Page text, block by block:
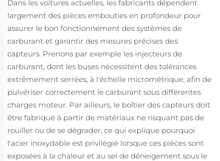
Dans les voitures actuelles, les fabricants dépendent
largement des pièces embouties en profondeur pour
assurer le bon fonctionnement des systèmes de
carburant et garantir des mesures précises des
capteurs. Prenons par exemple les injecteurs de
carburant, dont les buses nécessitent des tolérances
extrêmement serrées, à l'échelle micrométrique, afin de
pulvériser correctement le carburant sous différentes
charges moteur. Par ailleurs, le boîtier des capteurs doit
être fabriqué à partir de matériaux ne risquant pas de
rouiller ou de se dégrader, ce qui explique pourquoi
l'acier inoxydable est privilégié lorsque ces pièces sont
exposées à la chaleur et au sel de déneigement sous le